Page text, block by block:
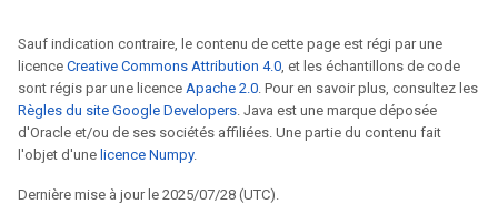
Sauf indication contraire, le contenu de cette page est régi par une
licence Creative Commons Attribution 4.0, et les échantillons de code
sont régis par une licence Apache 2.0. Pour en savoir plus, consultez les
Règles du site Google Developers. Java est une marque déposée
d'Oracle et/ou de ses sociétés affiliées. Une partie du contenu fait
l'objet d'une licence Numpy.
Dernière mise à jour le 2025/07/28 (UTC).